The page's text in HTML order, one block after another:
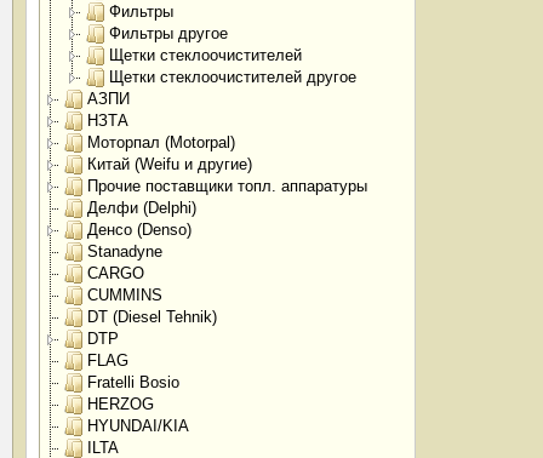
Фильтры
Фильтры другое
Щетки стеклоочистителей
Щетки стеклоочистителей другое
АЗПИ
НЗТА
Моторпал (Motorpal)
Китай (Weifu и другие)
Прочие поставщики топл. аппаратуры
Делфи (Delphi)
Денсо (Denso)
Stanadyne
CARGO
CUMMINS
DT (Diesel Tehnik)
DTP
FLAG
Fratelli Bosio
HERZOG
HYUNDAI/KIA
ILTA